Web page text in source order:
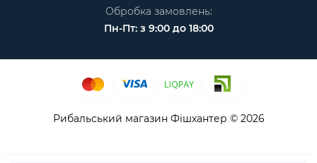
Обробка замовлень:
Пн-Пт: з 9:00 до 18:00
Рибальський магазин Фішхантер © 2026